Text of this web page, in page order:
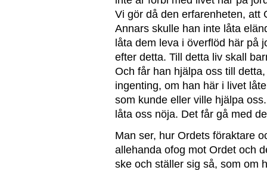
Vi gör då den erfarenheten, att
Annars skulle han inte låta
låta dem leva i överflöd här på
efter detta. Till detta liv skall
Och får han hjälpa oss till
ingenting, om han här i livet
som kunde eller ville hjälpa
låta oss nöja. Det får gå med
Man ser, hur Ordets föraktare
allehanda ofog mot Ordet och
ske och ställer sig så, som om